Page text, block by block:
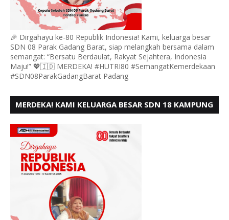
🎉 Dirgahayu ke-80 Republik Indonesia! Kami, keluarga besar
SDN 08 Parak Gadang Barat, siap melangkah bersama dalam
semangat: “Bersatu Berdaulat, Rakyat Sejahtera, Indonesia
Maju!” 💖🇮🇩 MERDEKA! #HUTRI80 #SemangatKemerdekaan
#SDN08ParakGadangBarat Padang
MERDEKA! KAMI KELUARGA BESAR SDN 18 KAMPUNG